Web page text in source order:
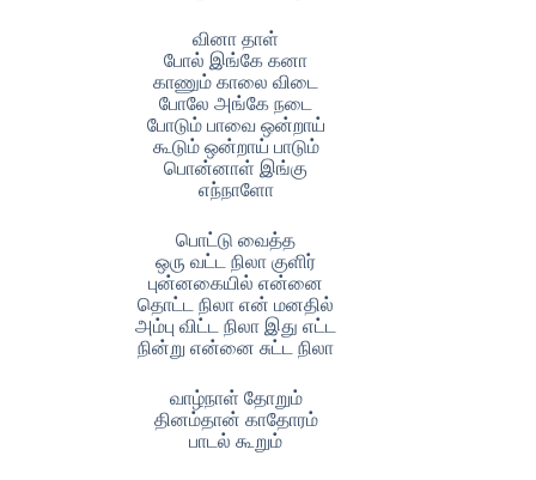
வினா தாள்
போல் இங்கே கனா
காணும் காலை விடை
போலே அங்கே நடை
போடும் பாவை ஒன்றாய்
கூடும் ஒன்றாய் பாடும்
பொன்னாள் இங்கு
எந்நாளோ
பொட்டு வைத்த
ஒரு வட்ட நிலா குளிர்
புன்னகையில் என்னை
தொட்ட நிலா என் மனதில்
அம்பு விட்ட நிலா இது எட்ட
நின்று என்னை சுட்ட நிலா
வாழ்நாள் தோறும்
தினம்தான் காதோரம்
பாடல் கூறும்